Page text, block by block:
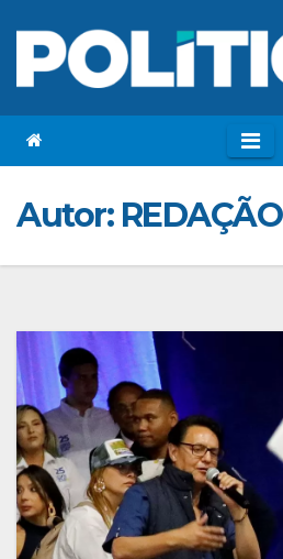
Autor: REDAÇÃO